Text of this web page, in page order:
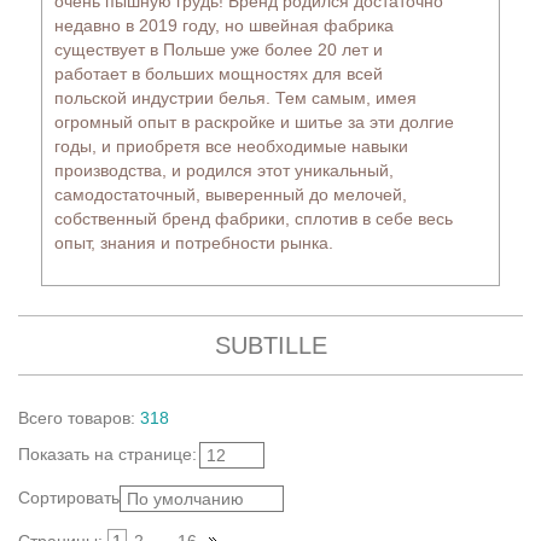
75K (38)
75L (34)
75M (29)
75O (1)
75P (1)
80B (14)
80C (93)
80D (86)
80E (77)
80J (38)
80K (36)
80M (25)
80N (2)
недавно в 2019 году, но швейная фабрика
существует в Польше уже более 20 лет и
работает в больших мощностях для всей
польской индустрии белья. Тем самым, имея
огромный опыт в раскройке и шитье за эти долгие
годы, и приобретя все необходимые навыки
производства, и родился этот уникальный,
самодостаточный, выверенный до мелочей,
собственный бренд фабрики, сплотив в себе весь
опыт, знания и потребности рынка.
SUBTILLE
Всего товаров: 318
Показать на странице: 12
Сортировать: По умолчанию